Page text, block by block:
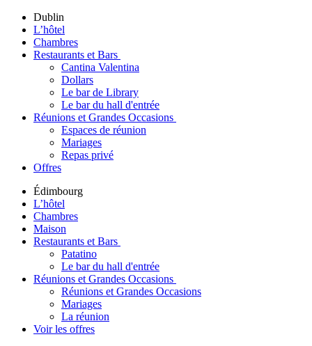
Dublin
L’hôtel
Chambres
Restaurants et Bars
Cantina Valentina
Dollars
Le bar de Library
Le bar du hall d'entrée
Réunions et Grandes Occasions
Espaces de réunion
Mariages
Repas privé
Offres
Édimbourg
L’hôtel
Chambres
Maison
Restaurants et Bars
Patatino
Le bar du hall d'entrée
Réunions et Grandes Occasions
Réunions et Grandes Occasions
Mariages
La réunion
Voir les offres